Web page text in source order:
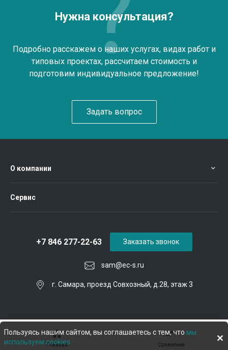
Главная Сравнение
Нужна консультация?
Подробно расскажем о наших услугах, видах работ и
типовых проектах, рассчитаем стоимость и
подготовим индивидуальное предложение!
Задать вопрос
О компании
Сервис
sam@ec-s.ru
+7 846 277-22-63
г. Самара, проезд Совхозный, д.28, этаж 3
Заказать звонок
Пользуясь нашим сайтом, вы соглашаетесь с тем, что мы
используем cookies